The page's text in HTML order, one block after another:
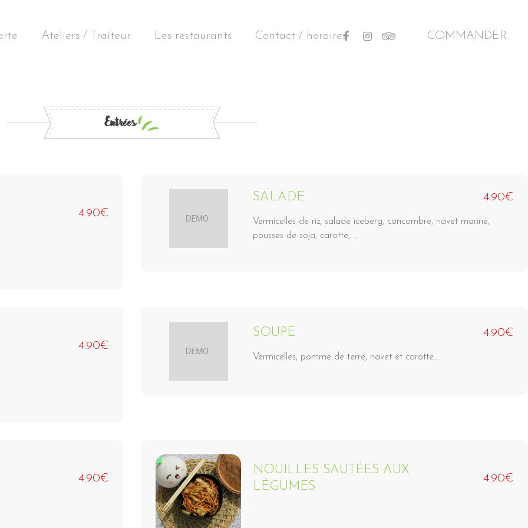
Ateliers / Traiteur Les restaurants Contact / horairesfacebookinstagramtripadvisorCOMMANDER
Entrées
4.90€
SALADE 4.90€
Vermicelles de riz, salade iceberg, concombre, navet mariné,
pousses de soja, carotte, ...
4.90€
SOUPE 4.90€
Vermicelles, pomme de terre, navet et carotte...
4.90€
NOUILLES SAUTÉES AUX
LÉGUMES
4.90€
...